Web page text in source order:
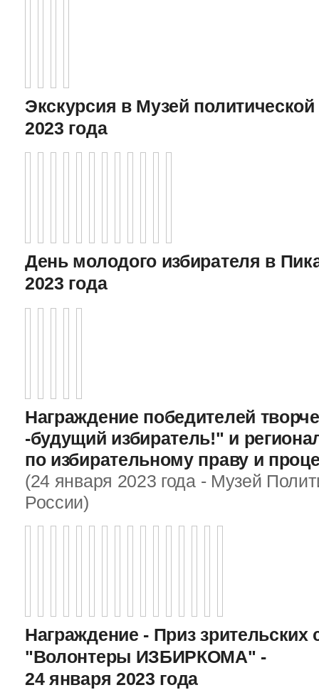
Экскурсия в Музей
2023 года
День молодого избирателя в
2023 года
Награждение победителей
-будущий избиратель!" и
по избирательному праву и
(24 января 2023 года - Музей
России)
Награждение - Приз зрительских
"Волонтеры ИЗБИРКОМА" -
24 января 2023 года